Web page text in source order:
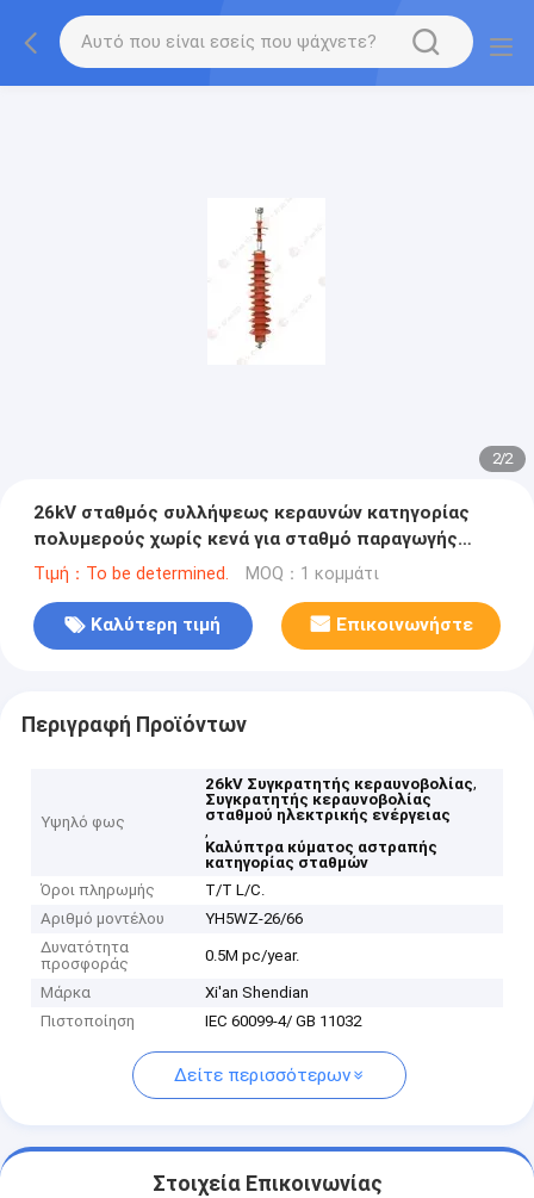
2/2
26kV σταθμός συλλήψεως κεραυνών κατηγορίας
πολυμερούς χωρίς κενά για σταθμό παραγωγής
ηλεκτρικής ενέργειας
Τιμή：To be determined. MOQ：1 κομμάτι
Καλύτερη τιμή Επικοινωνήστε
Περιγραφή Προϊόντων
Υψηλό φως
26kV Συγκρατητής κεραυνοβολίας,
Συγκρατητής κεραυνοβολίας
σταθμού ηλεκτρικής ενέργειας
,
Καλύπτρα κύματος αστραπής
κατηγορίας σταθμών
Όροι πληρωμής
T/T L/C.
Αριθμό μοντέλου
ΥH5WZ-26/66
Δυνατότητα
προσφοράς
0.5M pc/year.
Μάρκα
Xi'an Shendian
Πιστοποίηση
IEC 60099-4/ GB 11032
Δείτε περισσότερων
Στοιχεία Επικοινωνίας